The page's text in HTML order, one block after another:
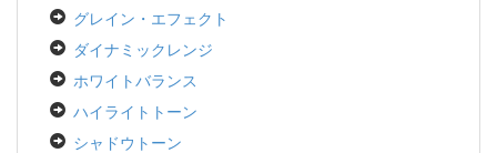
グレイン・エフェクト
ダイナミックレンジ
ホワイトバランス
ハイライトトーン
シャドウトーン